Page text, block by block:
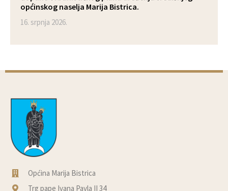
općinskog naselja Marija Bistrica.
16. srpnja 2026.
Općina Marija Bistrica
Trg pape Ivana Pavla II 34